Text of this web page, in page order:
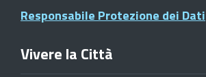
Responsabile Protezione dei Dati
Vivere la Città